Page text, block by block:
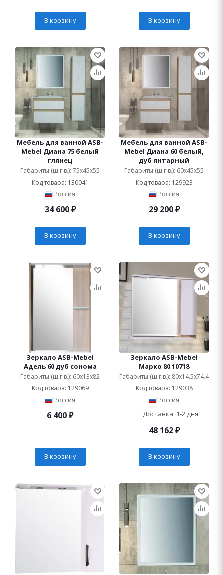
В корзину В корзину
Мебель для ванной ASB-
Mebel Диана 75 белый
глянец
Габариты (ш.г.в.): 75x45x55
Код товара: 130041
Россия
34 600₽
В корзину
Мебель для ванной ASB-
Mebel Диана 60 белый,
дуб янтарный
Габариты (ш.г.в.): 60x45x55
Код товара: 129923
Россия
29 200₽
В корзину
Зеркало ASB-Mebel
Адель 60 дуб сонома
Габариты (ш.г.в.): 60x13x82
Код товара: 129069
Россия
6 400₽
В корзину
Зеркало ASB-Mebel
Марко 80 10718
Габариты (ш.г.в.): 80x14.5x74.4
Код товара: 129038
Россия
Доставка: 1-2 дня
48 162₽
В корзину